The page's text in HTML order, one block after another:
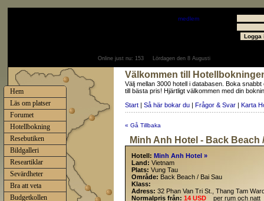
Välkommen till
Välj mellan 3000 hotell i databasen. Boka snabbt
till bästa pris! Hjärtligt välkommen med din
Start | Så här bokar du | Frågor & Svar | Karta
« Gå Tillbaka
Minh Anh Hotel - Back Beach
Hotell: Minh Anh Hotel »
Land: Vietnam
Plats: Vung Tau
Område: Back Beach / Bai Sau
Klass:
Adress: 32 Phan Van Tri St., Thang Tam
Normalpris från: 14 USD
per rum och natt
Online just nu: 153 Lördagen den 8 Augusti
medlem
Hem
Läs om platser
Forumet
Hotellbokning
Resebutiken
Bildgalleri
Researtiklar
Sevärdheter
Bra att veta
Budgetkollen